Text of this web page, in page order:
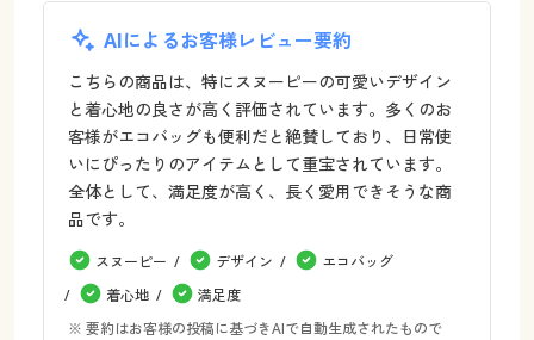
AIによるお客様レビュー要約
こちらの商品は、特にスヌーピーの可愛いデザイン
と着心地の良さが高く評価されています。多くのお
客様がエコバッグも便利だと絶賛しており、日常使
いにぴったりのアイテムとして重宝されています。
全体として、満足度が高く、長く愛用できそうな商
品です。
スヌーピー デザイン
エコバッグ
着心地
満足度
※ 要約はお客様の投稿に基づきAIで自動生成されたもので